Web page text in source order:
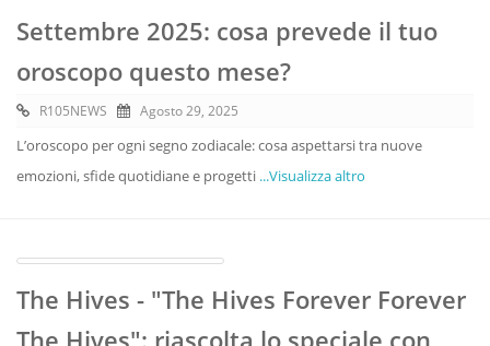
Settembre 2025: cosa prevede il tuo
oroscopo questo mese?
R105NEWS Agosto 29, 2025
L’oroscopo per ogni segno zodiacale: cosa aspettarsi tra nuove
emozioni, sfide quotidiane e progetti ...Visualizza altro
The Hives - "The Hives Forever Forever
The Hives": riascolta lo speciale con